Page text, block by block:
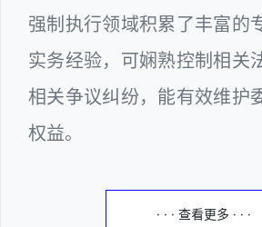
强制执行领域积累了丰富的
实务经验，可娴熟控制相关
相关争议纠纷，能有效维护
权益。
· · · 查看更多 · · ·